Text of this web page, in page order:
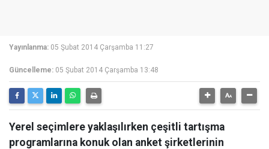
Yayınlanma: 05 Şubat 2014 Çarşamba 11:27
Güncelleme: 05 Şubat 2014 Çarşamba 13:48
Yerel seçimlere yaklaşılırken çeşitli tartışma
programlarına konuk olan anket şirketlerinin